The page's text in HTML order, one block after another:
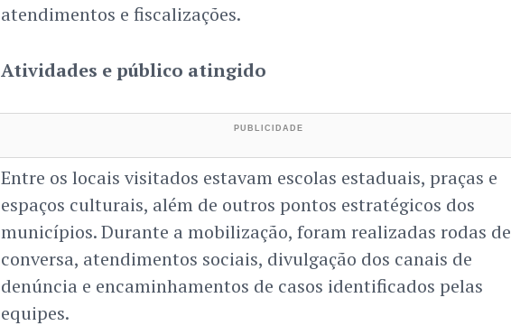
atendimentos e fiscalizações.
Atividades e público atingido
Entre os locais visitados estavam escolas estaduais, praças e
espaços culturais, além de outros pontos estratégicos dos
municípios. Durante a mobilização, foram realizadas rodas de
conversa, atendimentos sociais, divulgação dos canais de
denúncia e encaminhamentos de casos identificados pelas
equipes.